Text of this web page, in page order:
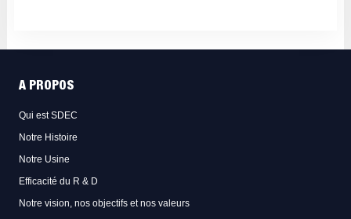
A PROPOS
Qui est SDEC
Notre Histoire
Notre Usine
Efficacité du R & D
Notre vision, nos objectifs et nos valeurs